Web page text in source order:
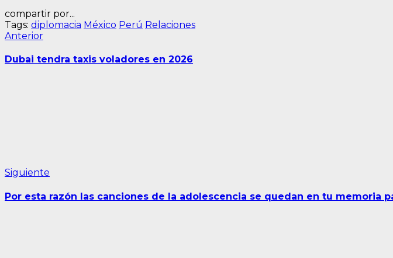
compartir por...
Tags: diplomacia México Perú Relaciones
Navegación
de
AnteriorEntrada
Dubai tendra taxis voladores en 2026
Siguiente
Por esta razón las canciones de la adolescencia se quedan en tu memoria